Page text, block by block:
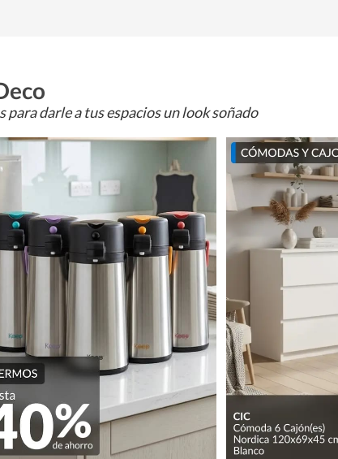
darle a tus espacios un look soñado